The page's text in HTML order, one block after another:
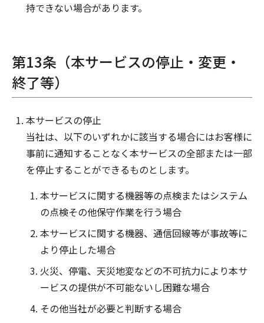
持できない場合があります。
第13条（本サービスの停止・変更・
終了等）
本サービスの停止
当社は、以下のいずれかに該当する場合にはお客様に
事前に通知することなく本サービスの全部または一部
を停止することができるものとします。
本サービスに関する機器等の点検またはシステム
の点検その他保守作業を行う場合
本サービスに関する機器、通信回線等が事故等に
より停止した場合
火災、停電、天災地変などの不可抗力により本サ
ービスの提供が不可能ないし困難な場合
その他当社が必要と判断する場合